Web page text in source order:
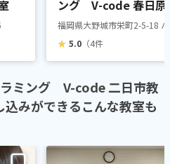
ング V-code 春日原
福岡県大野城市栄町2-5-18
★ 5.0 （4件
ミング V-code 二日市教
みができるこんな教室も